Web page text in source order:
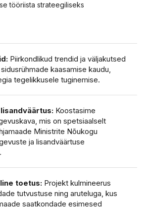
tööriista strateegiliseks
Piirkondlikud trendid ja väljakutsed
kaasamise kaudu,
tegelikkusele tuginemise.
Koostasime
mis on spetsiaalselt
Ministrite Nõukogu
ja lisandväärtuse
toetus: Projekt kulmineerus
tutvustuse ning aruteluga, kus
saatkondade esimesed